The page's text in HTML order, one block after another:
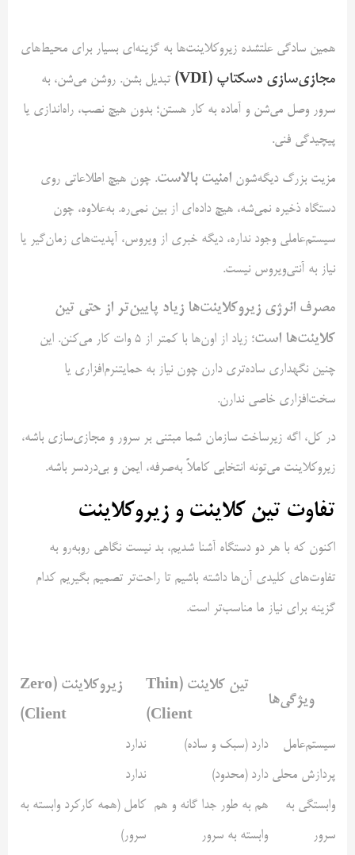
همین سادگی علتشده زیروکلاینت‌ها به گزینه‌ای بسیار برای محیط‌های
مجازی‌سازی دسکتاپ (VDI)
تبدیل بشن. روشن می‌شن، به
سرور وصل می‌شن و آماده به کار هستن؛ بدون هیچ نصب، راه‌اندازی یا
پیچیدگی فنی.
مزیت بزرگ دیگه‌شون امنیت بالاست. چون هیچ اطلاعاتی روی
دستگاه ذخیره نمی‌شه، هیچ داده‌ای از بین نمی‌ره. به‌علاوه، چون
سیستم‌عاملی وجود نداره، دیگه خبری از ویروس، آپدیت‌های زمان‌گیر یا
نیاز به آنتی‌ویروس نیست.
مصرف انرژی زیروکلاینت‌ها زیاد پایین‌تر از حتی تین
کلاینت‌ها است
؛ زیاد از اون‌ها با کمتر از ۵ وات کار می‌کنن. این
چنین نگهداری ساده‌تری دارن چون نیاز به حمایتنرم‌افزاری یا
سخت‌افزاری خاصی ندارن.
در کل، اگه زیرساخت سازمان شما مبتنی بر سرور و مجازی‌سازی باشه،
زیروکلاینت می‌تونه انتخابی کاملاً به‌صرفه، ایمن و بی‌دردسر باشه.
تفاوت تین کلاینت و زیروکلاینت
اکنون که با هر دو دستگاه آشنا شدیم، بد نیست نگاهی رو‌به‌رو به
تفاوت‌های کلیدی آن‌ها داشته باشیم تا راحت‌تر تصمیم بگیریم کدام
گزینه برای نیاز ما مناسب‌تر است.
ویژگی‌ها
تین کلاینت (Thin
Client)
زیروکلاینت (Zero
Client)
سیستم‌عامل
دارد (سبک و ساده)
ندارد
پردازش محلی دارد (محدود)
ندارد
وابستگی به
سرور
هم به طور جدا گانه و هم
وابسته به سرور
کامل (همه کارکرد وابسته به
سرور)